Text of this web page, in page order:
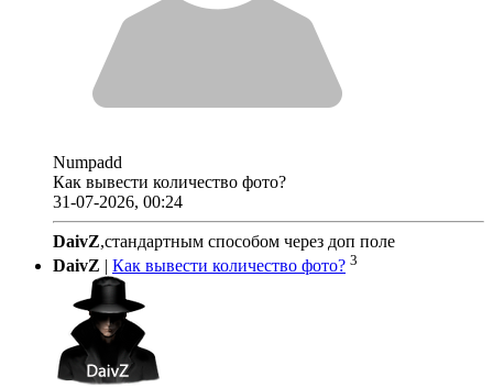
Numpadd
Как вывести количество фото?
31-07-2026, 00:24
DaivZ,стандартным способом через доп поле
DaivZ | Как вывести количество фото? 3